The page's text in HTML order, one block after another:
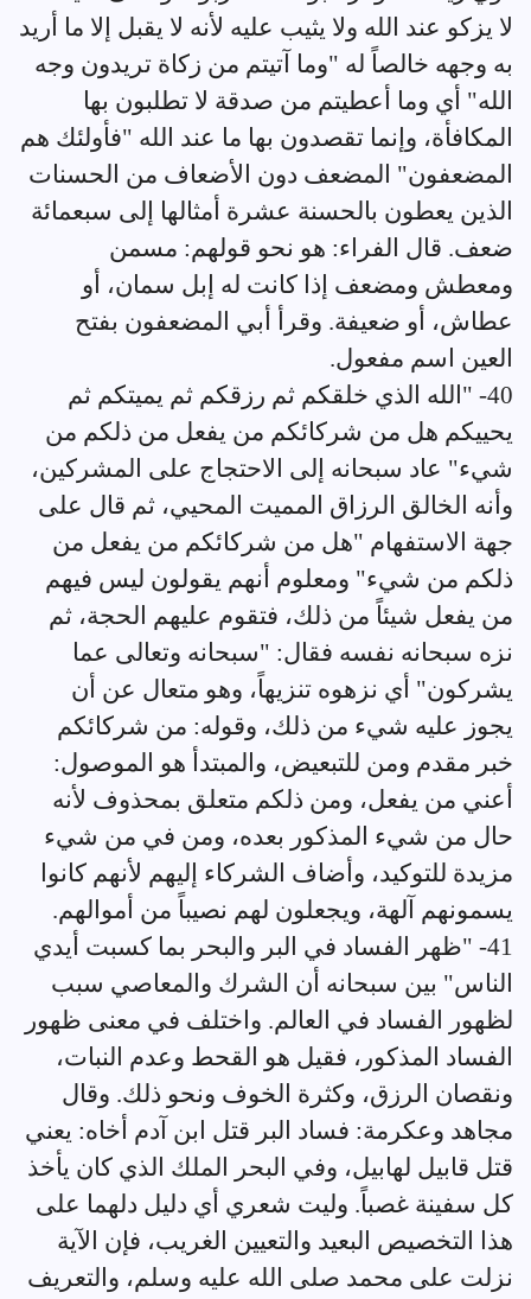
لا يزكو عند الله ولا يثيب عليه لأنه لا يقبل إلا ما أريد
به وجهه خالصاً له "وما آتيتم من زكاة تريدون وجه
الله" أي وما أعطيتم من صدقة لا تطلبون بها
المكافأة، وإنما تقصدون بها ما عند الله "فأولئك هم
المضعفون" المضعف دون الأضعاف من الحسنات
الذين يعطون بالحسنة عشرة أمثالها إلى سبعمائة
ضعف. قال الفراء: هو نحو قولهم: مسمن
ومعطش ومضعف إذا كانت له إبل سمان، أو
عطاش، أو ضعيفة. وقرأ أبي المضعفون بفتح
العين اسم مفعول.
40- "الله الذي خلقكم ثم رزقكم ثم يميتكم ثم
يحييكم هل من شركائكم من يفعل من ذلكم من
شيء" عاد سبحانه إلى الاحتجاج على المشركين،
وأنه الخالق الرزاق المميت المحيي، ثم قال على
جهة الاستفهام "هل من شركائكم من يفعل من
ذلكم من شيء" ومعلوم أنهم يقولون ليس فيهم
من يفعل شيئاً من ذلك، فتقوم عليهم الحجة، ثم
نزه سبحانه نفسه فقال: "سبحانه وتعالى عما
يشركون" أي نزهوه تنزيهاً، وهو متعال عن أن
يجوز عليه شيء من ذلك، وقوله: من شركائكم
خبر مقدم ومن للتبعيض، والمبتدأ هو الموصول:
أعني من يفعل، ومن ذلكم متعلق بمحذوف لأنه
حال من شيء المذكور بعده، ومن في من شيء
مزيدة للتوكيد، وأضاف الشركاء إليهم لأنهم كانوا
يسمونهم آلهة، ويجعلون لهم نصيباً من أموالهم.
41- "ظهر الفساد في البر والبحر بما كسبت أيدي
الناس" بين سبحانه أن الشرك والمعاصي سبب
لظهور الفساد في العالم. واختلف في معنى ظهور
الفساد المذكور، فقيل هو القحط وعدم النبات،
ونقصان الرزق، وكثرة الخوف ونحو ذلك. وقال
مجاهد وعكرمة: فساد البر قتل ابن آدم أخاه: يعني
قتل قابيل لهابيل، وفي البحر الملك الذي كان يأخذ
كل سفينة غصباً. وليت شعري أي دليل دلهما على
هذا التخصيص البعيد والتعيين الغريب، فإن الآية
نزلت على محمد صلى الله عليه وسلم، والتعريف